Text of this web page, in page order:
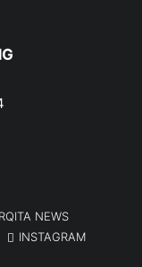
NEWS
INSTAGRAM